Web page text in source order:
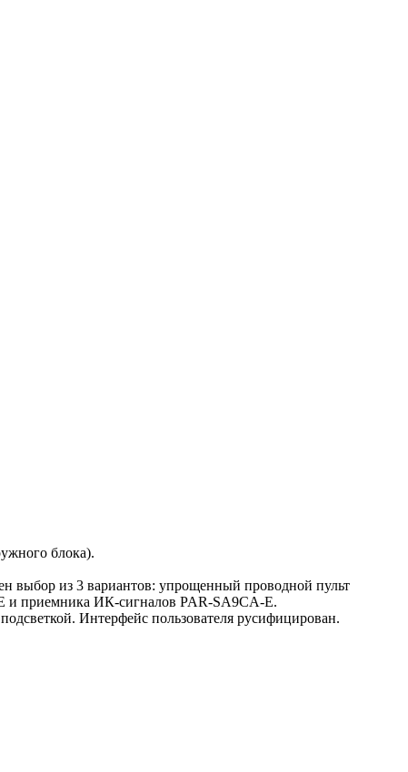
блока).
выбор из 3 вариантов: упрощенный проводной пульт
и приемника ИК-сигналов PAR-SA9CA-E.
Интерфейс пользователя русифицирован.